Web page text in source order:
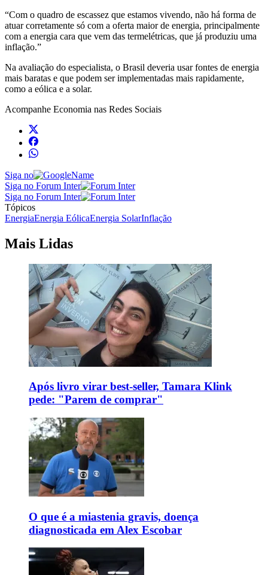
“Com o quadro de escassez que estamos vivendo, não há forma de
atuar corretamente só com a oferta maior de energia, principalmente
com a energia cara que vem das termelétricas, que já produziu uma
inflação.”
Na avaliação do especialista, o Brasil deveria usar fontes de energia
mais baratas e que podem ser implementadas mais rapidamente,
como a eólica e a solar.
Acompanhe Economia nas Redes Sociais
Siga no
Siga no Forum Inter
Siga no Forum Inter
Tópicos
EnergiaEnergia EólicaEnergia SolarInflação
Mais Lidas
Após livro virar best-seller, Tamara Klink
pede: "Parem de comprar"
O que é a miastenia gravis, doença
diagnosticada em Alex Escobar